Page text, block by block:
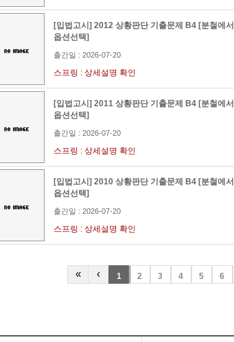
[입법고시] 2012 상황판단 기출문제 B4 [분철에서
옵션선택]
출간일 : 2026-07-20
스프링 : 상세설명 확인
[입법고시] 2011 상황판단 기출문제 B4 [분철에서
옵션선택]
출간일 : 2026-07-20
스프링 : 상세설명 확인
[입법고시] 2010 상황판단 기출문제 B4 [분철에서
옵션선택]
출간일 : 2026-07-20
스프링 : 상세설명 확인
« ‹ 1 2 3 4 5 6